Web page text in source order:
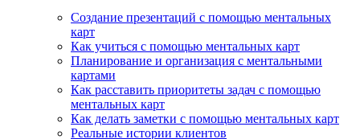
Создание презентаций с помощью ментальных
карт
Как учиться с помощью ментальных карт
Планирование и организация с ментальными
картами
Как расставить приоритеты задач с помощью
ментальных карт
Как делать заметки с помощью ментальных карт
Реальные истории клиентов